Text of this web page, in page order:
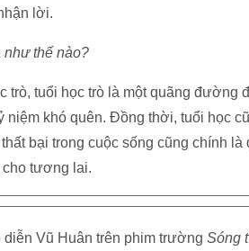
lời.
như thế nào?
trò, tuổi học trò là một quãng đường
niệm khó quên. Đồng thời, tuổi học
bại trong cuộc sống cũng chính
tương lai.
Vũ Huân trên phim trường Sóng